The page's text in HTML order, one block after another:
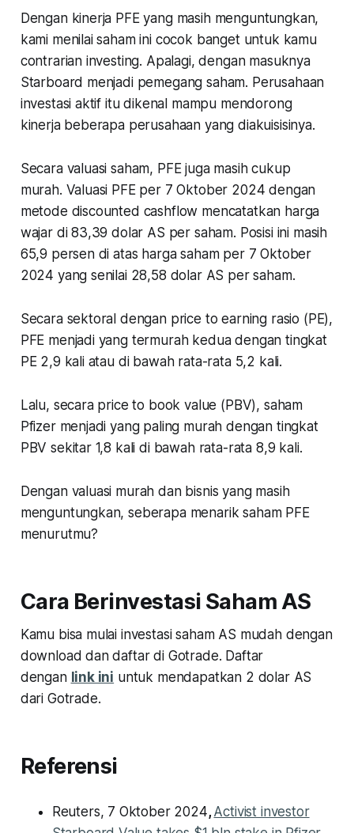
Dengan kinerja PFE yang masih menguntungkan,
kami menilai saham ini cocok banget untuk kamu
contrarian investing. Apalagi, dengan masuknya
Starboard menjadi pemegang saham. Perusahaan
investasi aktif itu dikenal mampu mendorong
kinerja beberapa perusahaan yang diakuisisinya.
Secara valuasi saham, PFE juga masih cukup
murah. Valuasi PFE per 7 Oktober 2024 dengan
metode discounted cashflow mencatatkan harga
wajar di 83,39 dolar AS per saham. Posisi ini masih
65,9 persen di atas harga saham per 7 Oktober
2024 yang senilai 28,58 dolar AS per saham.
Secara sektoral dengan price to earning rasio (PE),
PFE menjadi yang termurah kedua dengan tingkat
PE 2,9 kali atau di bawah rata-rata 5,2 kali.
Lalu, secara price to book value (PBV), saham
Pfizer menjadi yang paling murah dengan tingkat
PBV sekitar 1,8 kali di bawah rata-rata 8,9 kali.
Dengan valuasi murah dan bisnis yang masih
menguntungkan, seberapa menarik saham PFE
menurutmu?
Cara Berinvestasi Saham AS
Kamu bisa mulai investasi saham AS mudah dengan
download dan daftar di Gotrade. Daftar
dengan link ini untuk mendapatkan 2 dolar AS
dari Gotrade.
Referensi
Reuters, 7 Oktober 2024,Activist investor